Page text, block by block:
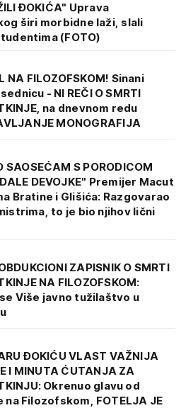
ĐOKIĆA" Uprava
širi morbidne laži, slali
(FOTO)
NA FILOZOFSKOM! Sinani
- NI REČI O SMRTI
na dnevnom redu
MONOGRAFIJA
SAOSEĆAM S PORODICOM
DEVOJKE" Premijer Macut
Bratine i Glišića: Razgovarao
to je bio njihov lični
ZAPISNIK O SMRTI
NA FILOZOFSKOM:
Više javno tužilaštvo u
ĐOKIĆU VLAST VAŽNIJA
I MINUTA ĆUTANJA ZA
Okrenuo glavu od
Filozofskom, FOTELJA JE